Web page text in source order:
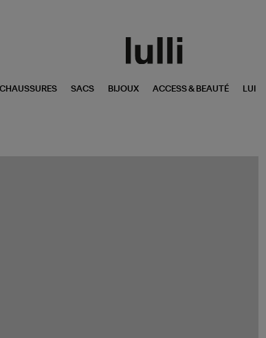
CHAUSSURES SACS BIJOUX ACCESS & BEAUTÉ LUI